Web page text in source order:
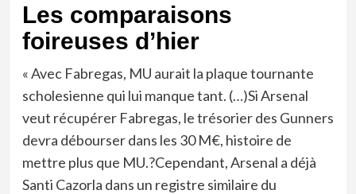
Les comparaisons
foireuses d’hier
« Avec Fabregas, MU aurait la plaque tournante
scholesienne qui lui manque tant. (…)Si Arsenal
veut récupérer Fabregas, le trésorier des Gunners
devra débourser dans les 30 M€, histoire de
mettre plus que MU.?Cependant, Arsenal a déjà
Santi Cazorla dans un registre similaire du